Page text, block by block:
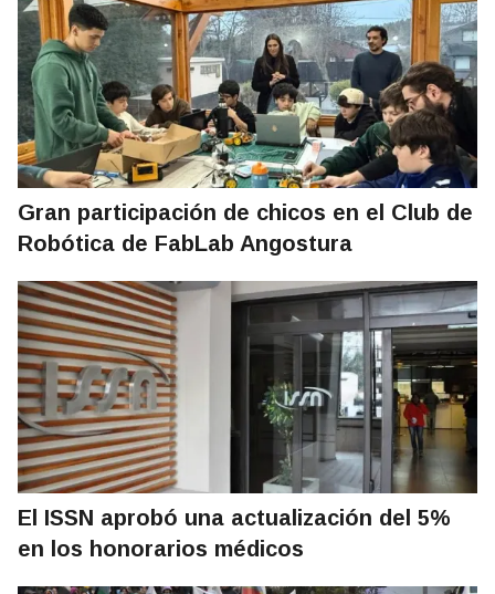
Gran participación de chicos en el Club de
Robótica de FabLab Angostura
El ISSN aprobó una actualización del 5%
en los honorarios médicos